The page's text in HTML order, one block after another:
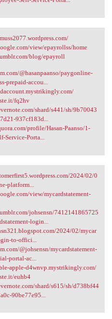
view/epayrollss/home
blog/epayroll
@hasanpaanso/paygonline-
prepaid-accou...
fq2hv
shard/s441/sh/9b70043
937cf183d...
profile/Hasan-Paanso/1-
Service-Porta...
2024/02/0
platform...
view/mycardstatement-
johsensn/7412141865725
login...
2024/02/mycar
to-offici...
@johsensn/mycardstatement-
portal-ac...
apple-d4wnvp.mystrikingly.com/
euhb4
shard/s615/sh/d738bf44
90be77e95...